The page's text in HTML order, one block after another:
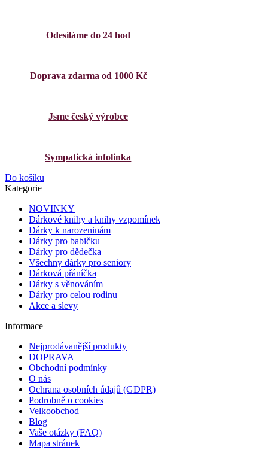
Odesíláme do 24 hod
Doprava zdarma od 1000 Kč
Jsme český výrobce
Sympatická infolinka
Do košíku
Kategorie
NOVINKY
Dárkové knihy a knihy vzpomínek
Dárky k narozeninám
Dárky pro babičku
Dárky pro dědečka
Všechny dárky pro seniory
Dárková přáníčka
Dárky s věnováním
Dárky pro celou rodinu
Akce a slevy
Informace
Nejprodávanější produkty
DOPRAVA
Obchodní podmínky
O nás
Ochrana osobních údajů (GDPR)
Podrobně o cookies
Velkoobchod
Blog
Vaše otázky (FAQ)
Mapa stránek